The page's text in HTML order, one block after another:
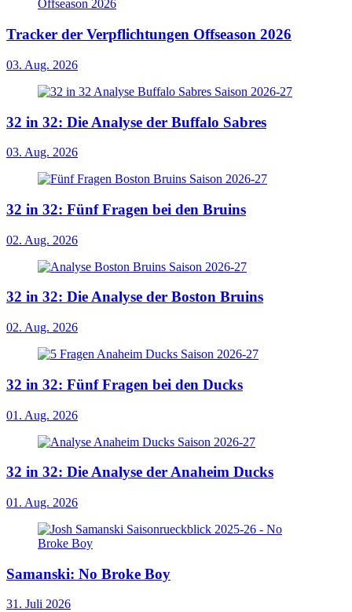
Tracker der Verpflichtungen Offseason 2026
03. Aug. 2026
32 in 32: Die Analyse der Buffalo Sabres
03. Aug. 2026
32 in 32: Fünf Fragen bei den Bruins
02. Aug. 2026
32 in 32: Die Analyse der Boston Bruins
02. Aug. 2026
32 in 32: Fünf Fragen bei den Ducks
01. Aug. 2026
32 in 32: Die Analyse der Anaheim Ducks
01. Aug. 2026
Samanski: No Broke Boy
31. Juli 2026